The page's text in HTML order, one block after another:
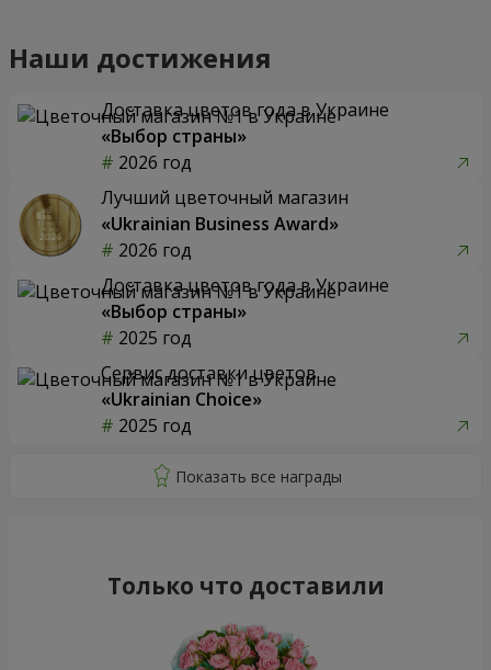
Наши достижения
Доставка цветов года в Украине
«Выбор страны»
2026 год
Лучший цветочный магазин
«Ukrainian Business Award»
2026 год
Доставка цветов года в Украине
«Выбор страны»
2025 год
Сервис доставки цветов
«Ukrainian Choice»
2025 год
Только что доставили